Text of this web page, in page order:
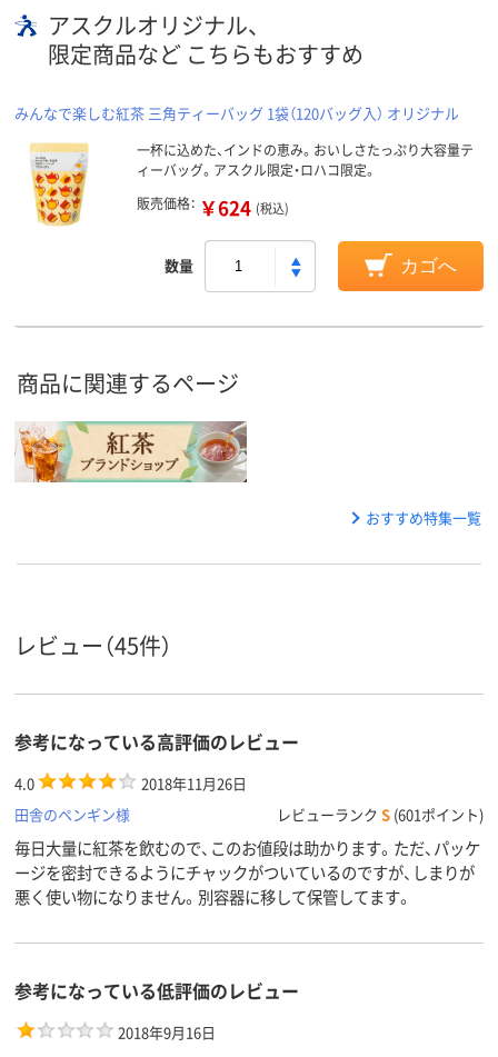
アスクルオリジナル、
限定商品など こちらもおすすめ
みんなで楽しむ紅茶 三角ティーバッグ 1袋（120バッグ入） オリジナル
一杯に込めた、インドの恵み。おいしさたっぷり大容量テ
ィーバッグ。アスクル限定・ロハコ限定。
販売価格： ￥624 (税込)
数量 カゴへ
商品に関連するページ
おすすめ特集一覧
レビュー（45件）
参考になっている高評価のレビュー
4.0
2018年11月26日
田舎のペンギン様
レビューランク S (601ポイント)
毎日大量に紅茶を飲むので、このお値段は助かります。ただ、パッケ
ージを密封できるようにチャックがついているのですが、しまりが
悪く使い物になりません。別容器に移して保管してます。
参考になっている低評価のレビュー
2018年9月16日